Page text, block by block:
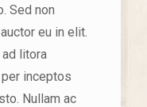
Sed non
eu in elit.
litora
inceptos
Nullam ac